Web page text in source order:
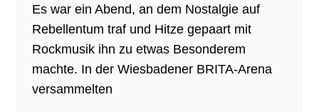
Es war ein Abend, an dem Nostalgie auf
Rebellentum traf und Hitze gepaart mit
Rockmusik ihn zu etwas Besonderem
machte. In der Wiesbadener BRITA-Arena
versammelten